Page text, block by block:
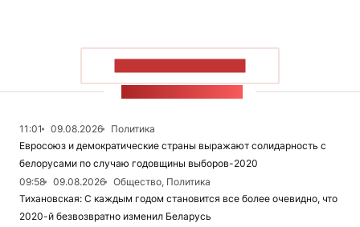
11:01 09.08.2026
Политика
Евросоюз и демократические страны выражают солидарность с
белорусами по случаю годовщины выборов-2020
09:58
09.08.2026
Общество, Политика
Тихановская: С каждым годом становится все более очевидно, что
2020-й безвозвратно изменил Беларусь